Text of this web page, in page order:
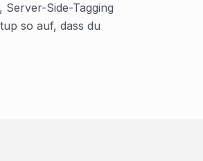
Side-Tagging
so auf, dass du